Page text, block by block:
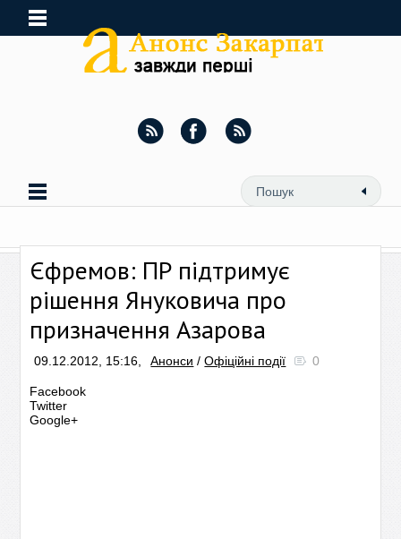
Єфремов: ПР підтримує
рішення Януковича про
призначення Азарова
09.12.2012, 15:16, Анонси /Офіційні події 0
Facebook
Twitter
Google+